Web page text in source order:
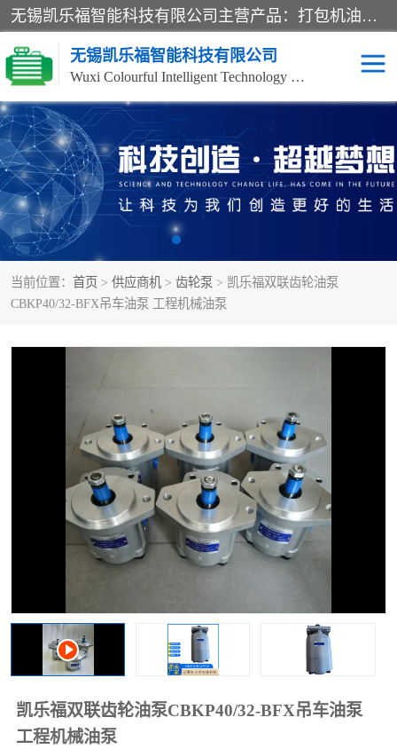
无锡凯乐福智能科技有限公司主营产品：打包机油泵、风冷式油冷却器、液压阀、液压泵、冷却器、过滤器及气动元器件。公司主导生产齿轮泵、齿轮马达、液压阀等产品。共计100多个系列、3000余种规格。覆盖了液压系统的动力元件、控制元件和执行元件，具备较强的成套供货、服务能力。
无锡凯乐福智能科技有限公司
Wuxi Colourful Intelligent Technology Co., Ltd
当前位置： 首页 > 供应商机 > 齿轮泵 > 凯乐福双联齿轮油泵
CBKP40/32-BFX吊车油泵 工程机械油泵
凯乐福双联齿轮油泵CBKP40/32-BFX吊车油泵
工程机械油泵
齿轮泵 机床冷却泵
风冷式油冷却器 叶片泵
液压马达
柱塞泵 方向阀
列管式油冷却器